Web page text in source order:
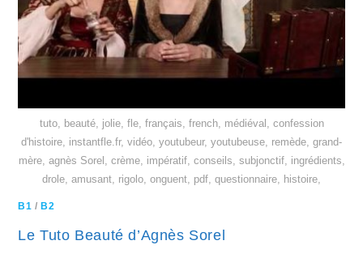
tuto, beauté, jolie, fle, français, french, médiéval, confession
d'histoire, instantfle.fr, vidéo, youtubeur, youtubeuse, remède, grand-
mère, agnès Sorel, crème, impératif, conseils, subjonctif, ingrédients,
drole, amusant, rigolo, onguent, pdf, questionnaire, histoire,
B1 /B2
Le Tuto Beauté d’Agnès Sorel